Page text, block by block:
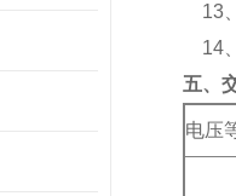
13
14
五、
电压